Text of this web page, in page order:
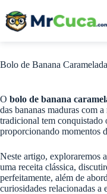
para
Bolo de Banana
O bolo de banana
das bananas maduras com
tradicional tem conquistado
proporcionando momentos
Neste artigo, exploraremos
uma receita clássica,
perfeitamente, além de
curiosidades relacionadas a